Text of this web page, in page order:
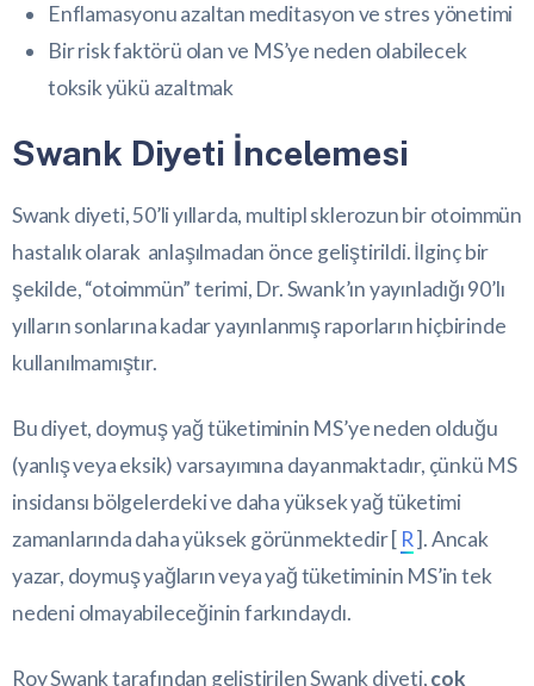
Enflamasyonu azaltan meditasyon ve stresyönetimi
Bir risk faktörü olan ve MS’ye neden olabilecek
toksik yükü azaltmak
Swank Diyeti İncelemesi
Swank diyeti, 50’li yıllarda, multipl sklerozun bir otoimmün
hastalık olarak anlaşılmadan önce geliştirildi. İlginç bir
şekilde, “otoimmün” terimi, Dr. Swank’ın yayınladığı 90’lı
yılların sonlarına kadar yayınlanmış raporların hiçbirinde
kullanılmamıştır.
Bu diyet, doymuş yağ tüketiminin MS’ye neden olduğu
(yanlış veya eksik) varsayımına dayanmaktadır, çünkü MS
insidansı bölgelerdeki ve daha yüksek yağ tüketimi
zamanlarında daha yüksek görünmektedir [ R]. Ancak
yazar, doymuş yağların veya yağ tüketiminin MS’in tek
nedeni olmayabileceğinin farkındaydı.
Roy Swank tarafından geliştirilen Swank diyeti,çok